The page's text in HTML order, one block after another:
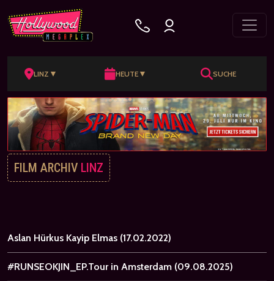
LINZ ▼ HEUTE ▼ SUCHE
FILM ARCHIV LINZ
Aslan Hürkus Kayip Elmas (17.02.2022)
#RUNSEOKJIN_EP.Tour in Amsterdam (09.08.2025)